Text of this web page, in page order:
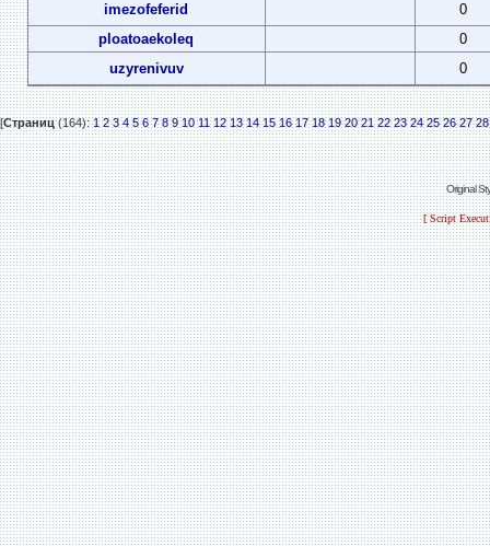
imezofeferid
0
ploatoaekoleq
0
uzyrenivuv
0
[Страниц(164):1 2 3 4 5 6 7 8 9 10 11 12 13 14 15 16 17 18 19 20 21 22 23 24 25 26 27 28
Original
[ Script